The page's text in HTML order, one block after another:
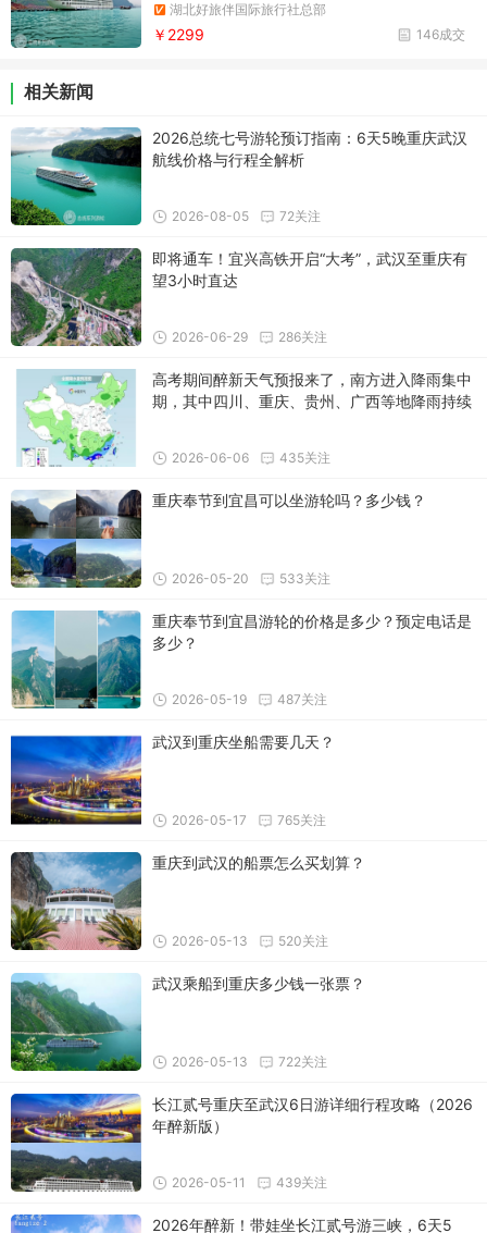
样风情。
湖北好旅伴国际旅行社总部
146成交
￥2299
相关新闻
2026总统七号游轮预订指南：6天5晚重庆武汉
航线价格与行程全解析
72关注
2026-08-05
即将通车！宜兴高铁开启“大考”，武汉至重庆有
望3小时直达
286关注
2026-06-29
高考期间醉新天气预报来了，南方进入降雨集中
期，其中四川、重庆、贵州、广西等地降雨持续
435关注
2026-06-06
重庆奉节到宜昌可以坐游轮吗？多少钱？
533关注
2026-05-20
重庆奉节到宜昌游轮的价格是多少？预定电话是
多少？
487关注
2026-05-19
武汉到重庆坐船需要几天？
765关注
2026-05-17
重庆到武汉的船票怎么买划算？
520关注
2026-05-13
武汉乘船到重庆多少钱一张票？
722关注
2026-05-13
长江贰号重庆至武汉6日游详细行程攻略（2026
年醉新版）
439关注
2026-05-11
2026年醉新！带娃坐长江贰号游三峡，6天5